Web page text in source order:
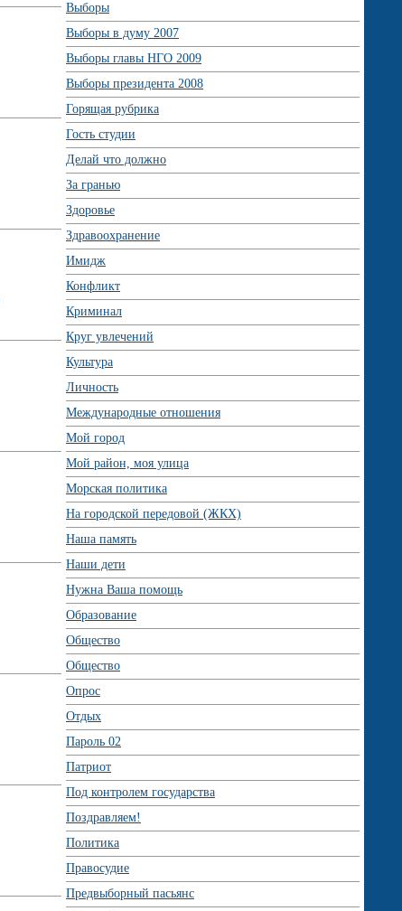
Выборы
Выборы в думу 2007
Выборы главы НГО 2009
Выборы президента 2008
Горящая рубрика
Гость студии
Делай что должно
За гранью
Здоровье
Здравоохранение
Имидж
Конфликт
Криминал
Круг увлечений
Культура
Личность
Международные отношения
Мой город
Мой район, моя улица
Морская политика
На городской передовой (ЖКХ)
Наша память
Наши дети
Нужна Ваша помощь
Образование
Общество
Общество
Опрос
Отдых
Пароль 02
Патриот
Под контролем государства
Поздравляем!
Политика
Правосудие
Предвыборный пасьянс